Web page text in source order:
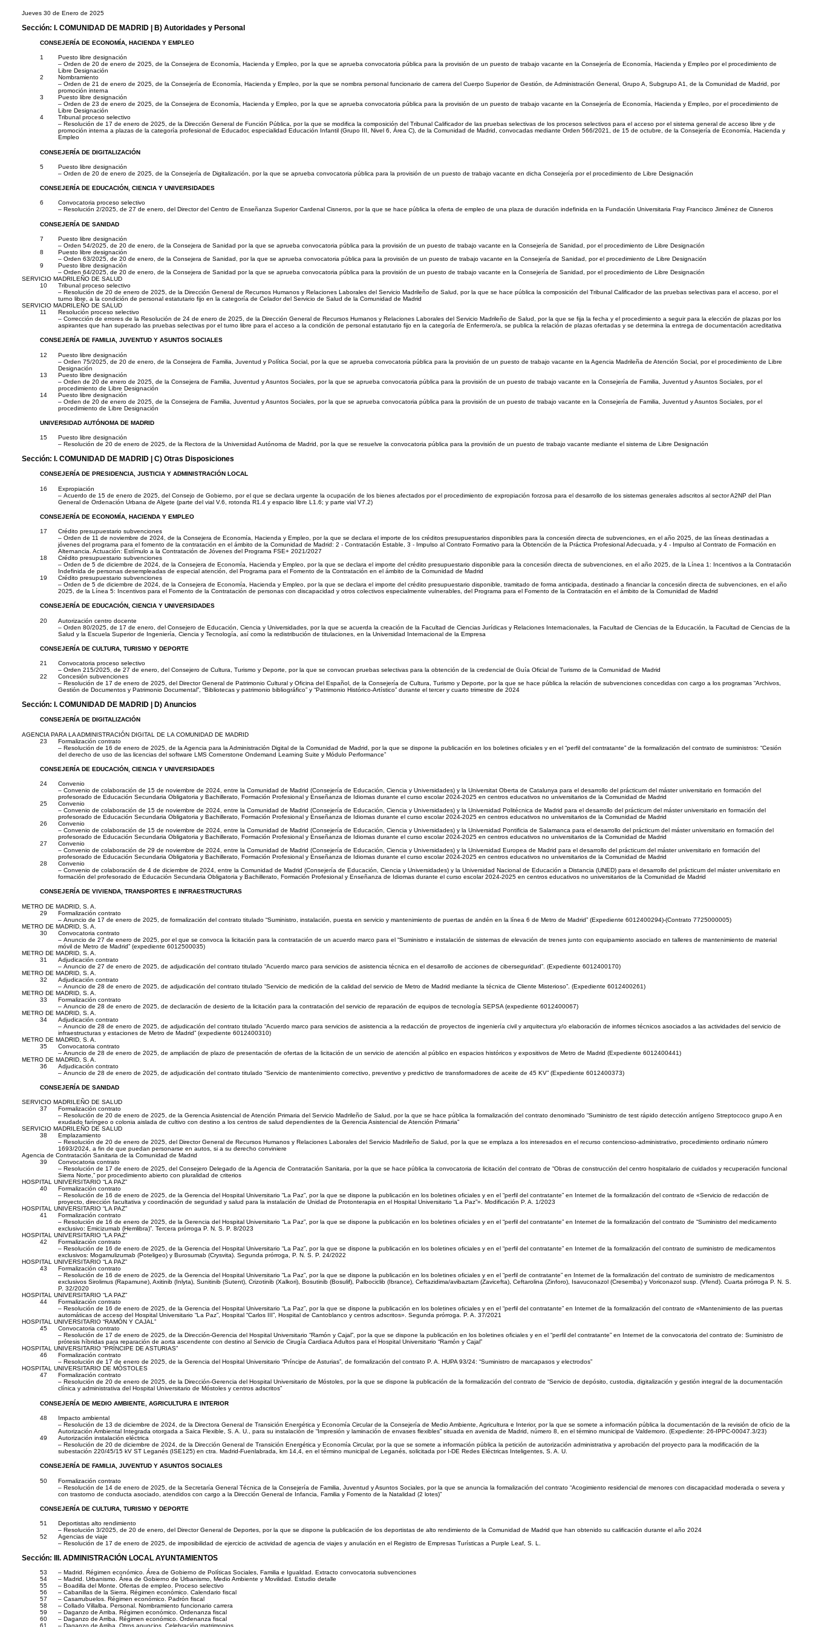
Jueves 30 de Enero de 2025
Sección: I. COMUNIDAD DE MADRID | B) Autoridades y Personal
CONSEJERÍA DE ECONOMÍA, HACIENDA Y EMPLEO
1
Puesto libre designación
– Orden de 20 de enero de 2025, de la Consejera de Economía, Hacienda y Empleo, por la que se aprueba convocatoria pública para la provisión de un puesto de trabajo vacante en la Consejería de Economía, Hacienda y Empleo por el procedimiento de
Libre Designación
2
Nombramiento
– Orden de 21 de enero de 2025, de la Consejería de Economía, Hacienda y Empleo, por la que se nombra personal funcionario de carrera del Cuerpo Superior de Gestión, de Administración General, Grupo A, Subgrupo A1, de la Comunidad de Madrid, por
promoción interna
3
Puesto libre designación
– Orden de 23 de enero de 2025, de la Consejera de Economía, Hacienda y Empleo, por la que se aprueba convocatoria pública para la provisión de un puesto de trabajo vacante en la Consejería de Economía, Hacienda y Empleo, por el procedimiento de
Libre Designación
4
Tribunal proceso selectivo
– Resolución de 17 de enero de 2025, de la Dirección General de Función Pública, por la que se modifica la composición del Tribunal Calificador de las pruebas selectivas de los procesos selectivos para el acceso por el sistema general de acceso libre y de
promoción interna a plazas de la categoría profesional de Educador, especialidad Educación Infantil (Grupo III, Nivel 6, Área C), de la Comunidad de Madrid, convocadas mediante Orden 566/2021, de 15 de octubre, de la Consejería de Economía, Hacienda y
Empleo
CONSEJERÍA DE DIGITALIZACIÓN
5
Puesto libre designación
– Orden de 20 de enero de 2025, de la Consejería de Digitalización, por la que se aprueba convocatoria pública para la provisión de un puesto de trabajo vacante en dicha Consejería por el procedimiento de Libre Designación
CONSEJERÍA DE EDUCACIÓN, CIENCIA Y UNIVERSIDADES
6
Convocatoria proceso selectivo
– Resolución 2/2025, de 27 de enero, del Director del Centro de Enseñanza Superior Cardenal Cisneros, por la que se hace pública la oferta de empleo de una plaza de duración indefinida en la Fundación Universitaria Fray Francisco Jiménez de Cisneros
CONSEJERÍA DE SANIDAD
7
Puesto libre designación
– Orden 54/2025, de 20 de enero, de la Consejera de Sanidad por la que se aprueba convocatoria pública para la provisión de un puesto de trabajo vacante en la Consejería de Sanidad, por el procedimiento de Libre Designación
8
Puesto libre designación
– Orden 63/2025, de 20 de enero, de la Consejera de Sanidad, por la que se aprueba convocatoria pública para la provisión de un puesto de trabajo vacante en la Consejería de Sanidad, por el procedimiento de Libre Designación
9
Puesto libre designación
– Orden 64/2025, de 20 de enero, de la Consejera de Sanidad por la que se aprueba convocatoria pública para la provisión de un puesto de trabajo vacante en la Consejería de Sanidad, por el procedimiento de Libre Designación
SERVICIO MADRILEÑO DE SALUD
10
Tribunal proceso selectivo
– Resolución de 20 de enero de 2025, de la Dirección General de Recursos Humanos y Relaciones Laborales del Servicio Madrileño de Salud, por la que se hace pública la composición del Tribunal Calificador de las pruebas selectivas para el acceso, por el
turno libre, a la condición de personal estatutario fijo en la categoría de Celador del Servicio de Salud de la Comunidad de Madrid
SERVICIO MADRILEÑO DE SALUD
11
Resolución proceso selectivo
– Corrección de errores de la Resolución de 24 de enero de 2025, de la Dirección General de Recursos Humanos y Relaciones Laborales del Servicio Madrileño de Salud, por la que se fija la fecha y el procedimiento a seguir para la elección de plazas por los
aspirantes que han superado las pruebas selectivas por el turno libre para el acceso a la condición de personal estatutario fijo en la categoría de Enfermero/a, se publica la relación de plazas ofertadas y se determina la entrega de documentación acreditativa
CONSEJERÍA DE FAMILIA, JUVENTUD Y ASUNTOS SOCIALES
12
Puesto libre designación
– Orden 75/2025, de 20 de enero, de la Consejera de Familia, Juventud y Política Social, por la que se aprueba convocatoria pública para la provisión de un puesto de trabajo vacante en la Agencia Madrileña de Atención Social, por el procedimiento de Libre
Designación
13
Puesto libre designación
– Orden de 20 de enero de 2025, de la Consejera de Familia, Juventud y Asuntos Sociales, por la que se aprueba convocatoria pública para la provisión de un puesto de trabajo vacante en la Consejería de Familia, Juventud y Asuntos Sociales, por el
procedimiento de Libre Designación
14
Puesto libre designación
– Orden de 20 de enero de 2025, de la Consejera de Familia, Juventud y Asuntos Sociales, por la que se aprueba convocatoria pública para la provisión de un puesto de trabajo vacante en la Consejería de Familia, Juventud y Asuntos Sociales, por el
procedimiento de Libre Designación
UNIVERSIDAD AUTÓNOMA DE MADRID
15
Puesto libre designación
– Resolución de 20 de enero de 2025, de la Rectora de la Universidad Autónoma de Madrid, por la que se resuelve la convocatoria pública para la provisión de un puesto de trabajo vacante mediante el sistema de Libre Designación
Sección: I. COMUNIDAD DE MADRID | C) Otras Disposiciones
CONSEJERÍA DE PRESIDENCIA, JUSTICIA Y ADMINISTRACIÓN LOCAL
16
Expropiación
– Acuerdo de 15 de enero de 2025, del Consejo de Gobierno, por el que se declara urgente la ocupación de los bienes afectados por el procedimiento de expropiación forzosa para el desarrollo de los sistemas generales adscritos al sector A2NP del Plan
General de Ordenación Urbana de Algete (parte del vial V.6, rotonda R1.4 y espacio libre L1.6; y parte vial V7.2)
CONSEJERÍA DE ECONOMÍA, HACIENDA Y EMPLEO
17
Crédito presupuestario subvenciones
– Orden de 11 de noviembre de 2024, de la Consejera de Economía, Hacienda y Empleo, por la que se declara el importe de los créditos presupuestarios disponibles para la concesión directa de subvenciones, en el año 2025, de las líneas destinadas a
jóvenes del programa para el fomento de la contratación en el ámbito de la Comunidad de Madrid: 2 - Contratación Estable, 3 - Impulso al Contrato Formativo para la Obtención de la Práctica Profesional Adecuada, y 4 - Impulso al Contrato de Formación en
Alternancia. Actuación: Estímulo a la Contratación de Jóvenes del Programa FSE+ 2021/2027
18
Crédito presupuestario subvenciones
– Orden de 5 de diciembre de 2024, de la Consejera de Economía, Hacienda y Empleo, por la que se declara el importe del crédito presupuestario disponible para la concesión directa de subvenciones, en el año 2025, de la Línea 1: Incentivos a la Contratación
Indefinida de personas desempleadas de especial atención, del Programa para el Fomento de la Contratación en el ámbito de la Comunidad de Madrid
19
Crédito presupuestario subvenciones
– Orden de 5 de diciembre de 2024, de la Consejera de Economía, Hacienda y Empleo, por la que se declara el importe del crédito presupuestario disponible, tramitado de forma anticipada, destinado a financiar la concesión directa de subvenciones, en el año
2025, de la Línea 5: Incentivos para el Fomento de la Contratación de personas con discapacidad y otros colectivos especialmente vulnerables, del Programa para el Fomento de la Contratación en el ámbito de la Comunidad de Madrid
CONSEJERÍA DE EDUCACIÓN, CIENCIA Y UNIVERSIDADES
20
Autorización centro docente
– Orden 80/2025, de 17 de enero, del Consejero de Educación, Ciencia y Universidades, por la que se acuerda la creación de la Facultad de Ciencias Jurídicas y Relaciones Internacionales, la Facultad de Ciencias de la Educación, la Facultad de Ciencias de la
Salud y la Escuela Superior de Ingeniería, Ciencia y Tecnología, así como la redistribución de titulaciones, en la Universidad Internacional de la Empresa
CONSEJERÍA DE CULTURA, TURISMO Y DEPORTE
21
Convocatoria proceso selectivo
– Orden 215/2025, de 27 de enero, del Consejero de Cultura, Turismo y Deporte, por la que se convocan pruebas selectivas para la obtención de la credencial de Guía Oficial de Turismo de la Comunidad de Madrid
22
Concesión subvenciones
– Resolución de 17 de enero de 2025, del Director General de Patrimonio Cultural y Oficina del Español, de la Consejería de Cultura, Turismo y Deporte, por la que se hace pública la relación de subvenciones concedidas con cargo a los programas “Archivos,
Gestión de Documentos y Patrimonio Documental”, “Bibliotecas y patrimonio bibliográfico” y “Patrimonio Histórico-Artístico” durante el tercer y cuarto trimestre de 2024
Sección: I. COMUNIDAD DE MADRID | D) Anuncios
CONSEJERÍA DE DIGITALIZACIÓN
AGENCIA PARA LA ADMINISTRACIÓN DIGITAL DE LA COMUNIDAD DE MADRID
23
Formalización contrato
– Resolución de 16 de enero de 2025, de la Agencia para la Administración Digital de la Comunidad de Madrid, por la que se dispone la publicación en los boletines oficiales y en el “perfil del contratante” de la formalización del contrato de suministros: “Cesión
del derecho de uso de las licencias del software LMS Cornerstone Ondemand Learning Suite y Módulo Performance”
CONSEJERÍA DE EDUCACIÓN, CIENCIA Y UNIVERSIDADES
24
Convenio
– Convenio de colaboración de 15 de noviembre de 2024, entre la Comunidad de Madrid (Consejería de Educación, Ciencia y Universidades) y la Universitat Oberta de Catalunya para el desarrollo del prácticum del máster universitario en formación del
profesorado de Educación Secundaria Obligatoria y Bachillerato, Formación Profesional y Enseñanza de Idiomas durante el curso escolar 2024-2025 en centros educativos no universitarios de la Comunidad de Madrid
25
Convenio
– Convenio de colaboración de 15 de noviembre de 2024, entre la Comunidad de Madrid (Consejería de Educación, Ciencia y Universidades) y la Universidad Politécnica de Madrid para el desarrollo del prácticum del máster universitario en formación del
profesorado de Educación Secundaria Obligatoria y Bachillerato, Formación Profesional y Enseñanza de Idiomas durante el curso escolar 2024-2025 en centros educativos no universitarios de la Comunidad de Madrid
26
Convenio
– Convenio de colaboración de 15 de noviembre de 2024, entre la Comunidad de Madrid (Consejería de Educación, Ciencia y Universidades) y la Universidad Pontificia de Salamanca para el desarrollo del prácticum del máster universitario en formación del
profesorado de Educación Secundaria Obligatoria y Bachillerato, Formación Profesional y Enseñanza de Idiomas durante el curso escolar 2024-2025 en centros educativos no universitarios de la Comunidad de Madrid
27
Convenio
– Convenio de colaboración de 29 de noviembre de 2024, entre la Comunidad de Madrid (Consejería de Educación, Ciencia y Universidades) y la Universidad Europea de Madrid para el desarrollo del prácticum del máster universitario en formación del
profesorado de Educación Secundaria Obligatoria y Bachillerato, Formación Profesional y Enseñanza de Idiomas durante el curso escolar 2024-2025 en centros educativos no universitarios de la Comunidad de Madrid
28
Convenio
– Convenio de colaboración de 4 de diciembre de 2024, entre la Comunidad de Madrid (Consejería de Educación, Ciencia y Universidades) y la Universidad Nacional de Educación a Distancia (UNED) para el desarrollo del prácticum del máster universitario en
formación del profesorado de Educación Secundaria Obligatoria y Bachillerato, Formación Profesional y Enseñanza de Idiomas durante el curso escolar 2024-2025 en centros educativos no universitarios de la Comunidad de Madrid
CONSEJERÍA DE VIVIENDA, TRANSPORTES E INFRAESTRUCTURAS
METRO DE MADRID, S. A.
29
Formalización contrato
– Anuncio de 17 de enero de 2025, de formalización del contrato titulado “Suministro, instalación, puesta en servicio y mantenimiento de puertas de andén en la línea 6 de Metro de Madrid” (Expediente 6012400294)-(Contrato 7725000005)
METRO DE MADRID, S. A.
30
Convocatoria contrato
– Anuncio de 27 de enero de 2025, por el que se convoca la licitación para la contratación de un acuerdo marco para el “Suministro e instalación de sistemas de elevación de trenes junto con equipamiento asociado en talleres de mantenimiento de material
móvil de Metro de Madrid” (expediente 6012500035)
METRO DE MADRID, S. A.
31
Adjudicación contrato
– Anuncio de 27 de enero de 2025, de adjudicación del contrato titulado “Acuerdo marco para servicios de asistencia técnica en el desarrollo de acciones de ciberseguridad”. (Expediente 6012400170)
METRO DE MADRID, S. A.
32
Adjudicación contrato
– Anuncio de 28 de enero de 2025, de adjudicación del contrato titulado “Servicio de medición de la calidad del servicio de Metro de Madrid mediante la técnica de Cliente Misterioso”. (Expediente 6012400261)
METRO DE MADRID, S. A.
33
Formalización contrato
– Anuncio de 28 de enero de 2025, de declaración de desierto de la licitación para la contratación del servicio de reparación de equipos de tecnología SEPSA (expediente 6012400067)
METRO DE MADRID, S. A.
34
Adjudicación contrato
– Anuncio de 28 de enero de 2025, de adjudicación del contrato titulado “Acuerdo marco para servicios de asistencia a la redacción de proyectos de ingeniería civil y arquitectura y/o elaboración de informes técnicos asociados a las actividades del servicio de
infraestructuras y estaciones de Metro de Madrid” (expediente 6012400310)
METRO DE MADRID, S. A.
35
Convocatoria contrato
– Anuncio de 28 de enero de 2025, de ampliación de plazo de presentación de ofertas de la licitación de un servicio de atención al público en espacios históricos y expositivos de Metro de Madrid (Expediente 6012400441)
METRO DE MADRID, S. A.
36
Adjudicación contrato
– Anuncio de 28 de enero de 2025, de adjudicación del contrato titulado “Servicio de mantenimiento correctivo, preventivo y predictivo de transformadores de aceite de 45 KV” (Expediente 6012400373)
CONSEJERÍA DE SANIDAD
SERVICIO MADRILEÑO DE SALUD
37
Formalización contrato
– Resolución de 20 de enero de 2025, de la Gerencia Asistencial de Atención Primaria del Servicio Madrileño de Salud, por la que se hace pública la formalización del contrato denominado “Suministro de test rápido detección antígeno Streptococo grupo A en
exudado faríngeo o colonia aislada de cultivo con destino a los centros de salud dependientes de la Gerencia Asistencial de Atención Primaria”
SERVICIO MADRILEÑO DE SALUD
38
Emplazamiento
– Resolución de 20 de enero de 2025, del Director General de Recursos Humanos y Relaciones Laborales del Servicio Madrileño de Salud, por la que se emplaza a los interesados en el recurso contencioso-administrativo, procedimiento ordinario número
1693/2024, a fin de que puedan personarse en autos, si a su derecho conviniere
Agencia de Contratación Sanitaria de la Comunidad de Madrid
39
Convocatoria contrato
– Resolución de 17 de enero de 2025, del Consejero Delegado de la Agencia de Contratación Sanitaria, por la que se hace pública la convocatoria de licitación del contrato de “Obras de construcción del centro hospitalario de cuidados y recuperación funcional
Sierra Norte,” por procedimiento abierto con pluralidad de criterios
HOSPITAL UNIVERSITARIO “LA PAZ”
40
Formalización contrato
– Resolución de 16 de enero de 2025, de la Gerencia del Hospital Universitario “La Paz”, por la que se dispone la publicación en los boletines oficiales y en el “perfil del contratante” en Internet de la formalización del contrato de «Servicio de redacción de
proyecto, dirección facultativa y coordinación de seguridad y salud para la instalación de Unidad de Protonterapia en el Hospital Universitario “La Paz”». Modificación P. A. 1/2023
HOSPITAL UNIVERSITARIO “LA PAZ”
41
Formalización contrato
– Resolución de 16 de enero de 2025, de la Gerencia del Hospital Universitario “La Paz”, por la que se dispone la publicación en los boletines oficiales y en el “perfil del contratante” en Internet de la formalización del contrato de “Suministro del medicamento
exclusivo: Emicizumab (Hemlibra)”. Tercera prórroga P. N. S. P. 8/2023
HOSPITAL UNIVERSITARIO “LA PAZ”
42
Formalización contrato
– Resolución de 16 de enero de 2025, de la Gerencia del Hospital Universitario “La Paz”, por la que se dispone la publicación en los boletines oficiales y en el “perfil del contratante” en Internet de la formalización del contrato de suministro de medicamentos
exclusivos: Mogamulizumab (Poteligeo) y Burosumab (Crysvita). Segunda prórroga, P. N. S. P. 24/2022
HOSPITAL UNIVERSITARIO “LA PAZ”
43
Formalización contrato
– Resolución de 16 de enero de 2025, de la Gerencia del Hospital Universitario “La Paz”, por la que se dispone la publicación en los boletines oficiales y en el “perfil de contratante” en Internet de la formalización del contrato de suministro de medicamentos
exclusivos Sirolimus (Rapamune), Axitinib (Inlyta), Sunitinib (Sutent), Crizotinib (Xalkori), Bosutinib (Bosulif), Palbociclib (Ibrance), Ceftazidima/avibaztam (Zavicefta), Ceftarolina (Zinforo), Isavuconazol (Cresemba) y Voriconazol susp. (Vfend). Cuarta prórroga P. N. S.
P. 32/2020
HOSPITAL UNIVERSITARIO “LA PAZ”
44
Formalización contrato
– Resolución de 16 de enero de 2025, de la Gerencia del Hospital Universitario “La Paz”, por la que se dispone la publicación en los boletines oficiales y en el “perfil del contratante” en Internet de la formalización del contrato de «Mantenimiento de las puertas
automáticas de acceso del Hospital Universitario “La Paz”, Hospital “Carlos III”, Hospital de Cantoblanco y centros adscritos». Segunda prórroga. P. A. 37/2021
HOSPITAL UNIVERSITARIO “RAMÓN Y CAJAL”
45
Convocatoria contrato
– Resolución de 17 de enero de 2025, de la Dirección-Gerencia del Hospital Universitario “Ramón y Cajal”, por la que se dispone la publicación en los boletines oficiales y en el “perfil del contratante” en Internet de la convocatoria del contrato de: Suministro de
prótesis híbridas para reparación de aorta ascendente con destino al Servicio de Cirugía Cardiaca Adultos para el Hospital Universitario “Ramón y Cajal”
HOSPITAL UNIVERSITARIO “PRÍNCIPE DE ASTURIAS”
46
Formalización contrato
– Resolución de 17 de enero de 2025, de la Gerencia del Hospital Universitario “Príncipe de Asturias”, de formalización del contrato P. A. HUPA 93/24: “Suministro de marcapasos y electrodos”
HOSPITAL UNIVERSITARIO DE MÓSTOLES
47
Formalización contrato
– Resolución de 20 de enero de 2025, de la Dirección-Gerencia del Hospital Universitario de Móstoles, por la que se dispone la publicación de la formalización del contrato de “Servicio de depósito, custodia, digitalización y gestión integral de la documentación
clínica y administrativa del Hospital Universitario de Móstoles y centros adscritos”
CONSEJERÍA DE MEDIO AMBIENTE, AGRICULTURA E INTERIOR
48
Impacto ambiental
– Resolución de 13 de diciembre de 2024, de la Directora General de Transición Energética y Economía Circular de la Consejería de Medio Ambiente, Agricultura e Interior, por la que se somete a información pública la documentación de la revisión de oficio de la
Autorización Ambiental Integrada otorgada a Saica Flexible, S. A. U., para su instalación de “Impresión y laminación de envases flexibles” situada en avenida de Madrid, número 8, en el término municipal de Valdemoro. (Expediente: 26-IPPC-00047.3/23)
49
Autorización instalación eléctrica
– Resolución de 20 de diciembre de 2024, de la Dirección General de Transición Energética y Economía Circular, por la que se somete a información pública la petición de autorización administrativa y aprobación del proyecto para la modificación de la
subestación 220/45/15 kV ST Leganés (ISE125) en ctra. Madrid-Fuenlabrada, km 14,4, en el término municipal de Leganés, solicitada por I-DE Redes Eléctricas Inteligentes, S. A. U.
CONSEJERÍA DE FAMILIA, JUVENTUD Y ASUNTOS SOCIALES
50
Formalización contrato
– Resolución de 14 de enero de 2025, de la Secretaría General Técnica de la Consejería de Familia, Juventud y Asuntos Sociales, por la que se anuncia la formalización del contrato “Acogimiento residencial de menores con discapacidad moderada o severa y
con trastorno de conducta asociado, atendidos con cargo a la Dirección General de Infancia, Familia y Fomento de la Natalidad (2 lotes)”
CONSEJERÍA DE CULTURA, TURISMO Y DEPORTE
51
Deportistas alto rendimiento
– Resolución 3/2025, de 20 de enero, del Director General de Deportes, por la que se dispone la publicación de los deportistas de alto rendimiento de la Comunidad de Madrid que han obtenido su calificación durante el año 2024
52
Agencias de viaje
– Resolución de 17 de enero de 2025, de imposibilidad de ejercicio de actividad de agencia de viajes y anulación en el Registro de Empresas Turísticas a Purple Leaf, S. L.
Sección: III. ADMINISTRACIÓN LOCAL AYUNTAMIENTOS
53
– Madrid. Régimen económico. Área de Gobierno de Políticas Sociales, Familia e Igualdad. Extracto convocatoria subvenciones
54
– Madrid. Urbanismo. Área de Gobierno de Urbanismo, Medio Ambiente y Movilidad. Estudio detalle
55
– Boadilla del Monte. Ofertas de empleo. Proceso selectivo
56
– Cabanillas de la Sierra. Régimen económico. Calendario fiscal
57
– Casarrubuelos. Régimen económico. Padrón fiscal
58
– Collado Villalba. Personal. Nombramiento funcionario carrera
59
– Daganzo de Arriba. Régimen económico. Ordenanza fiscal
60
– Daganzo de Arriba. Régimen económico. Ordenanza fiscal
61
– Daganzo de Arriba. Otros anuncios. Celebración matrimonios